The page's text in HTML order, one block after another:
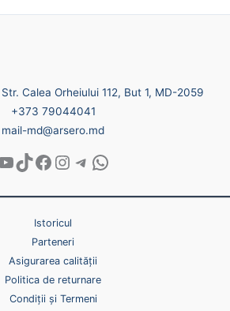
Calea Orheiului 112, But 1, MD-2059
+373 79044041
mail-md@arsero.md
Istoricul
Parteneri
Asigurarea calității
Politica de returnare
Condiții și Termeni